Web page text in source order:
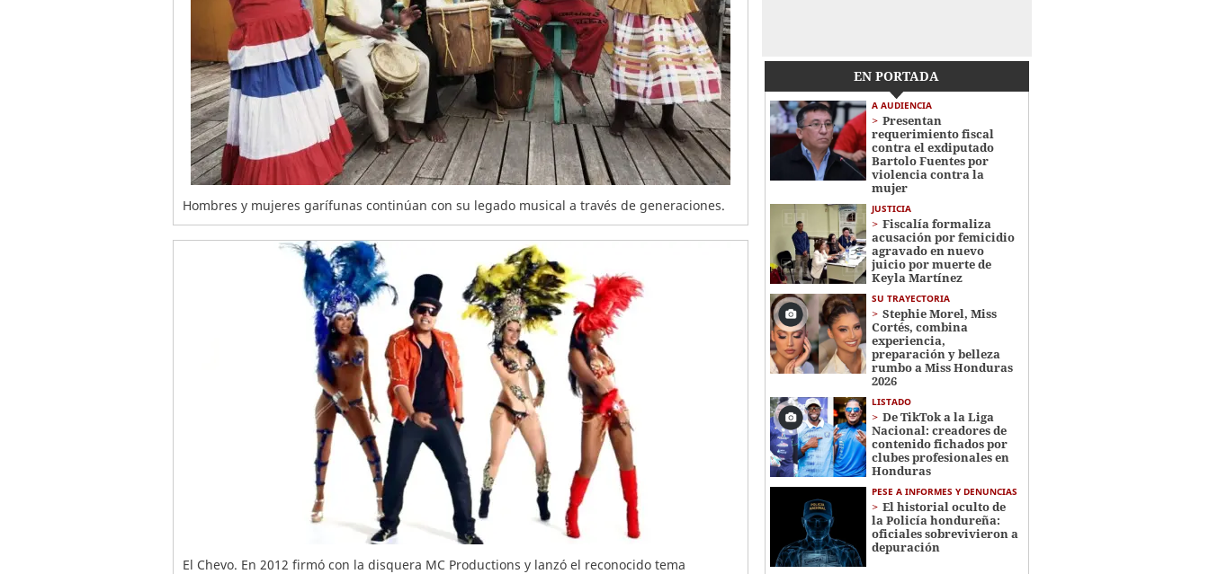
Hombres y mujeres garífunas continúan con su legado musical a través de generaciones.
El Chevo. En 2012 firmó con la disquera MC Productions y lanzó el reconocido tema
EN PORTADA
A AUDIENCIA
Presentan
requerimiento fiscal
contra el exdiputado
Bartolo Fuentes por
violencia contra la
mujer
JUSTICIA
Fiscalía formaliza
acusación por femicidio
agravado en nuevo
juicio por muerte de
Keyla Martínez
SU TRAYECTORIA
Stephie Morel, Miss
Cortés, combina
experiencia,
preparación y belleza
rumbo a Miss Honduras
2026
LISTADO
De TikTok a la Liga
Nacional: creadores de
contenido fichados por
clubes profesionales en
Honduras
PESE A INFORMES Y DENUNCIAS
El historial oculto de
la Policía hondureña:
oficiales sobrevivieron a
depuración